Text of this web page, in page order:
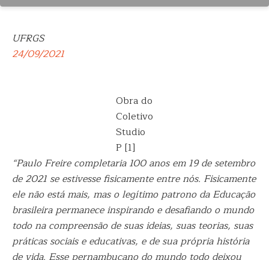
UFRGS
24/09/2021
Obra do
Coletivo
Studio
P [1]
“Paulo Freire completaria 100 anos em 19 de setembro
de 2021 se estivesse fisicamente entre nós. Fisicamente
ele não está mais, mas o legítimo patrono da Educação
brasileira permanece inspirando e desafiando o mundo
todo na compreensão de suas ideias, suas teorias, suas
práticas sociais e educativas, e de sua própria história